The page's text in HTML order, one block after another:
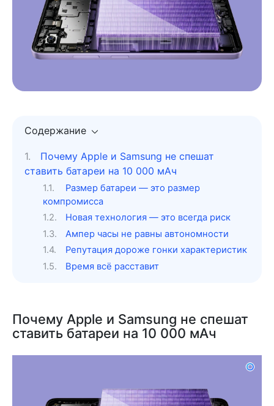
Содержание
Почему Apple и Samsung не спешат
ставить батареи на 10 000 мАч
Размер батареи — это размер
компромисса
Новая технология — это всегда риск
Ампер часы не равны автономности
Репутация дороже гонки характеристик
Время всё расставит
Почему Apple и Samsung не спешат
ставить батареи на 10 000 мАч